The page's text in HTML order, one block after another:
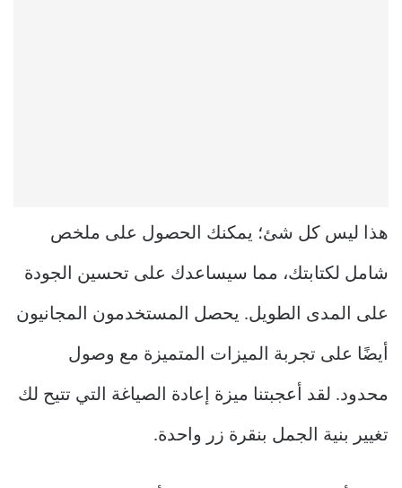
هذا ليس كل شئ؛ يمكنك الحصول على ملخص
شامل لكتابتك، مما سيساعدك على تحسين الجودة
على المدى الطويل. يحصل المستخدمون المجانيون
أيضًا على تجربة الميزات المتميزة مع وصول
محدود. لقد أعجبتنا ميزة إعادة الصياغة التي تتيح لك
تغيير بنية الجمل بنقرة زر واحدة.